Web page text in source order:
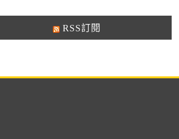
RSS訂閱